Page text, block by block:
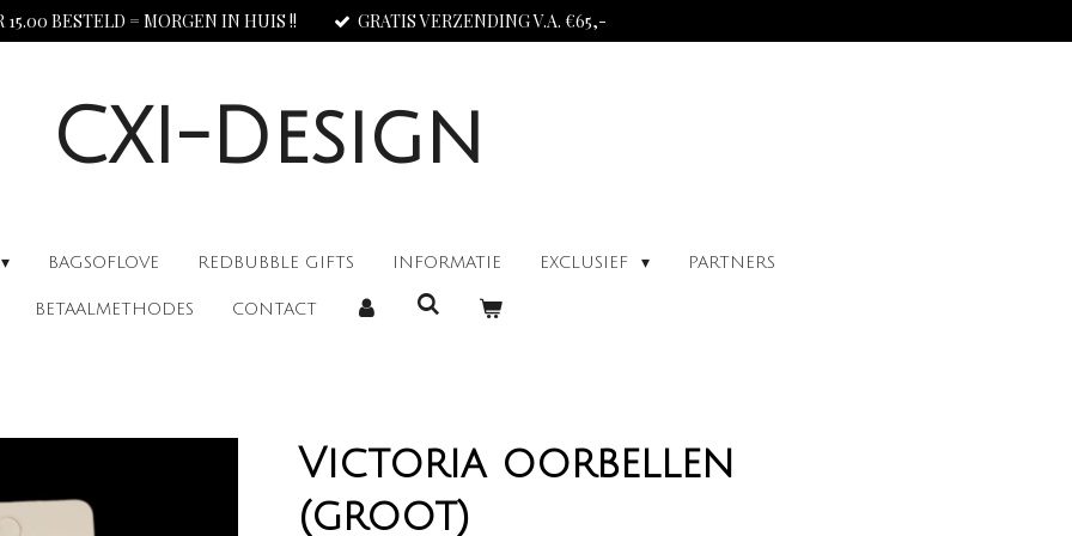
15.00 BESTELD = MORGEN IN HUIS !! GRATIS VERZENDING V.A. €65,-
CXI-Design
BAGSOFLOVE REDBUBBLE GIFTS INFORMATIE EXCLUSIEF PARTNERS
BETAALMETHODES CONTACT
Victoria oorbellen
(groot)